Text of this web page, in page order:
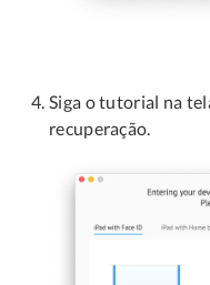
Siga o tutorial na
recuperação.